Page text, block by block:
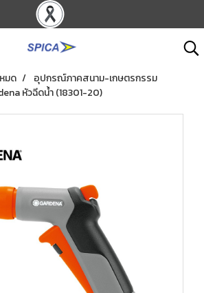
มด
อุปกรณ์ภาคสนาม-เกษตรกรรม
หัวฉีดน้ำ (18301-20)